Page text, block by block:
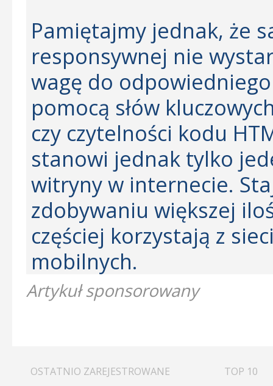
Pamiętajmy jednak, że
responsywnej nie
wagę do
pomocą słów
czy czytelności kodu
stanowi jednak tylko
witryny w internecie.
zdobywaniu większej
częściej korzystają z
mobilnych.
Artykuł sponsorowany
OSTATNIO ZAREJESTROWANE TOP 10